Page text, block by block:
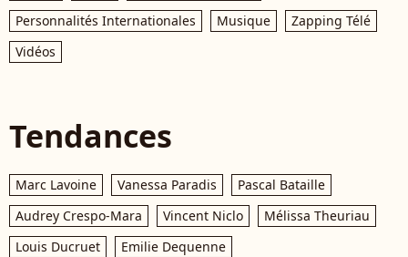
Personnalités Internationales
Musique
Zapping Télé
Vidéos
Tendances
Marc Lavoine Vanessa Paradis
Pascal Bataille
Audrey Crespo-Mara
Vincent Niclo
Mélissa Theuriau
Louis Ducruet
Emilie Dequenne